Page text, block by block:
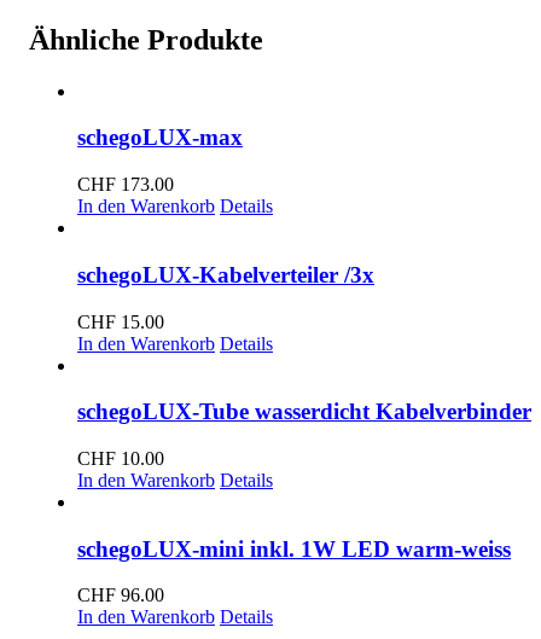
Ähnliche Produkte
schegoLUX-max
CHF 173.00
In den Warenkorb Details
schegoLUX-Kabelverteiler /3x
CHF 15.00
In den Warenkorb Details
schegoLUX-Tube wasserdicht Kabelverbinder
CHF 10.00
In den Warenkorb Details
schegoLUX-mini inkl. 1W LED warm-weiss
CHF 96.00
In den Warenkorb Details